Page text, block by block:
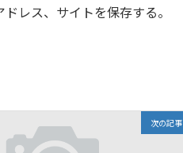
レス、サイトを保存する。
次の記事